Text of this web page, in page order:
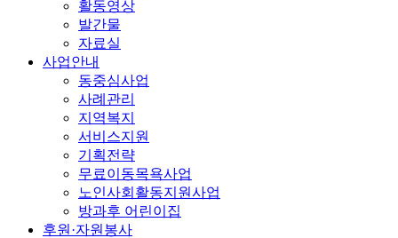
활동영상
발간물
자료실
사업안내
동중심사업
사례관리
지역복지
서비스지원
기획전략
무료이동목욕사업
노인사회활동지원사업
방과후 어린이집
후원·자원봉사